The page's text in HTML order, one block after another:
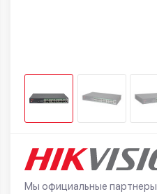
Мы официальные партнеры